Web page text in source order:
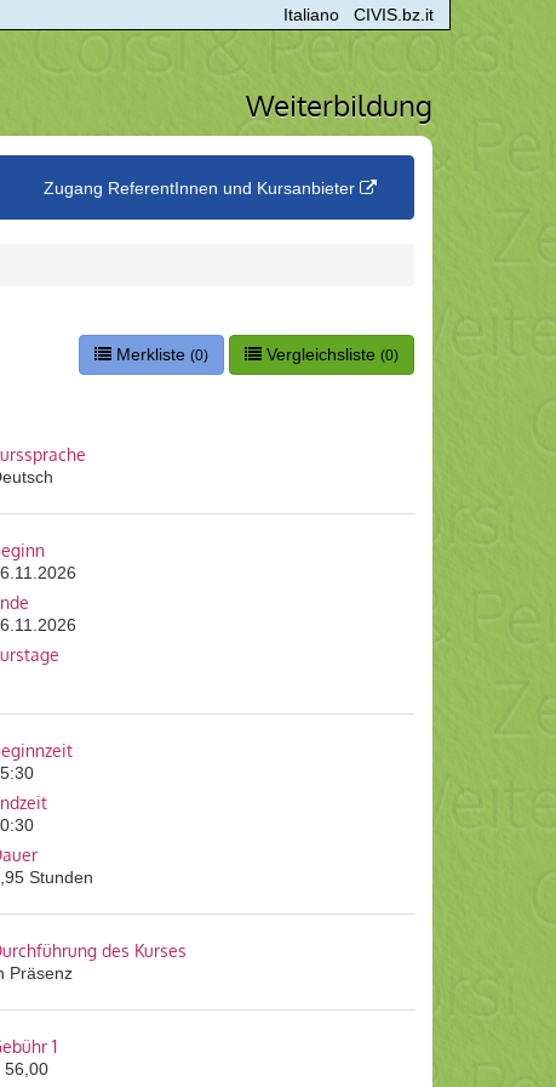
Italiano CIVIS.bz.it
Weiterbildung
Zugang ReferentInnen und Kursanbieter
Merkliste (0) Vergleichsliste (0)
Stunden
des Kurses
Präsenz
1
56,00